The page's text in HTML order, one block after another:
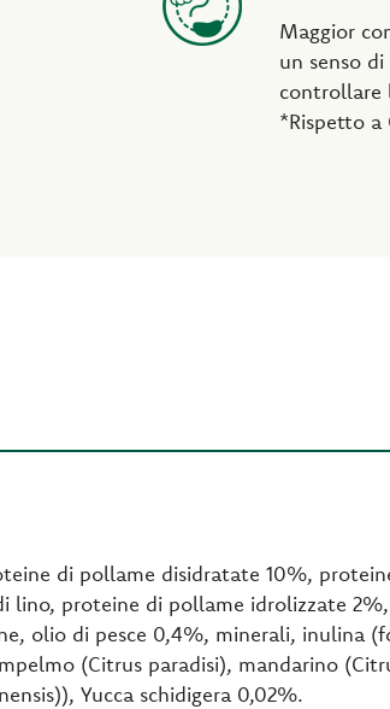
Maggior
un senso
controllare
*Rispetto a
di pollame disidratate 10%,
lino, proteine di pollame idrolizzate
olio di pesce 0,4%, minerali, inulina
(Citrus paradisi), mandarino
Yucca schidigera 0,02%.